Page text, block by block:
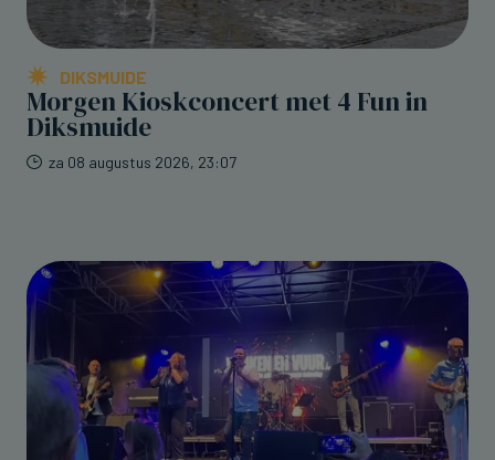
DIKSMUIDE
Morgen Kioskconcert met 4 Fun in
Diksmuide
za 08 augustus 2026, 23:07